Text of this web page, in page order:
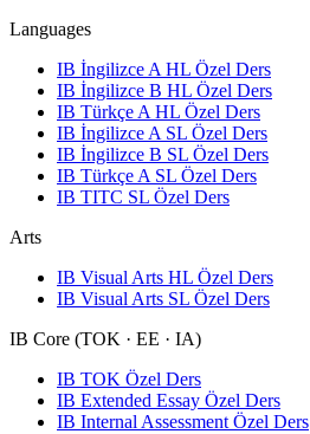
Languages
IB İngilizce A HL Özel Ders
IB İngilizce B HL Özel Ders
IB Türkçe A HL Özel Ders
IB İngilizce A SL Özel Ders
IB İngilizce B SL Özel Ders
IB Türkçe A SL Özel Ders
IB TITC SL Özel Ders
Arts
IB Visual Arts HL Özel Ders
IB Visual Arts SL Özel Ders
IB Core (TOK · EE · IA)
IB TOK Özel Ders
IB Extended Essay Özel Ders
IB Internal Assessment Özel Ders